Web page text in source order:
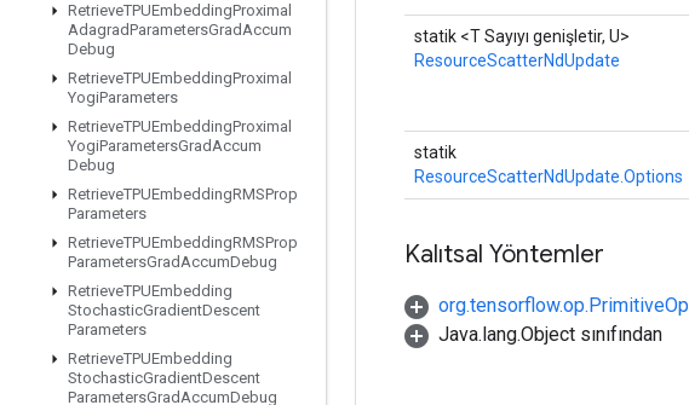
RetrieveTPUEmbeddingProximal
AdagradParametersGradAccum
Debug
RetrieveTPUEmbeddingProximal
YogiParameters
RetrieveTPUEmbeddingProximal
YogiParametersGradAccum
Debug
RetrieveTPUEmbeddingRMSProp
Parameters
RetrieveTPUEmbeddingRMSProp
ParametersGradAccumDebug
RetrieveTPUEmbedding
StochasticGradientDescent
Parameters
RetrieveTPUEmbedding
StochasticGradientDescent
ParametersGradAccumDebug
statik <T Sayıyı genişletir, U>
ResourceScatterNdUpdate
statik
ResourceScatterNdUpdate.Options
Kalıtsal Yöntemler
org.tensorflow.op.PrimitiveOp
Java.lang.Object sınıfından